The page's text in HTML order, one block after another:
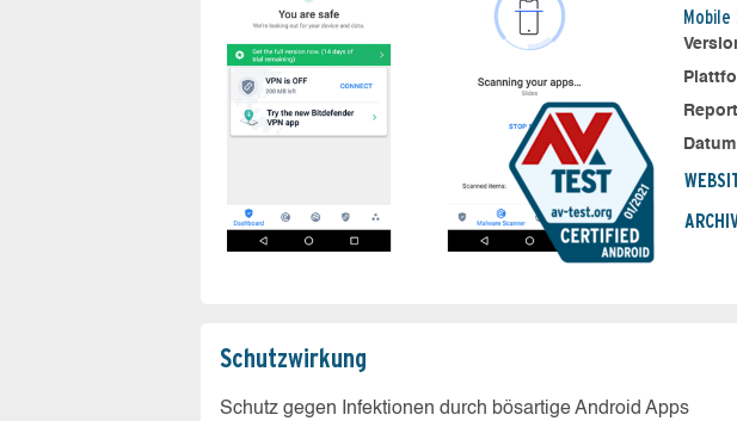
Mobile
Report
Datum
Schutz­wirkung
Schutz gegen Infektionen durch bösartige Android Apps